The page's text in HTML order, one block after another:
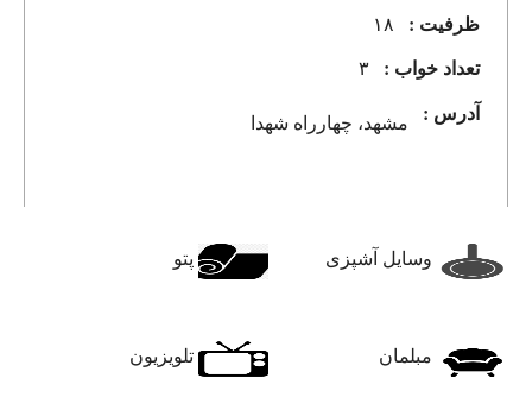
ظرفیت : ۱۸
تعداد خواب : ۳
آدرس : مشهد، چهارراه شهدا
وسایل آشپزی پتو
مبلمان تلویزیون